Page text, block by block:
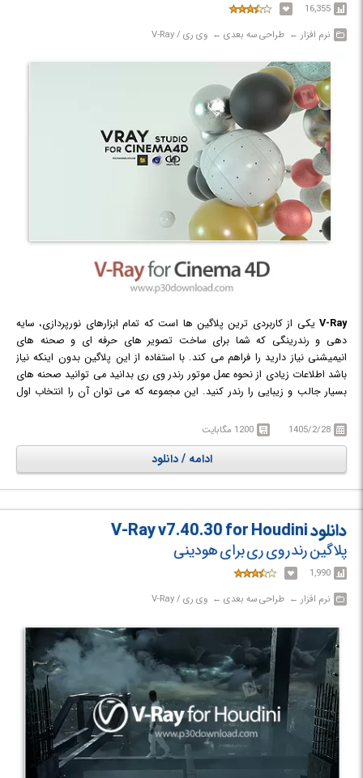
16,355
نرم افزار‎ ← ‏ طراحی سه بعدی‎ ← ‏ وی ری / V-Ray
V-Ray
یکی از کاربردی ترین پلاگین ها است که تمام ابزارهای نورپردازی، سایه
دهی و رندرینگی که شما برای ساخت تصویر های حرفه ای و صحنه های
انیمیشنی نیاز دارید را فراهم می کند. با استفاده از این پلاگین بدون اینکه نیاز
باشد اطلاعات زیادی از نحوه عمل موتور رندر وی ری بدانید می توانید صحنه های
بسیار جالب و زیبایی را رندر کنید. این مجموعه که می توان آن را انتخاب اول
طبیعی و نزدیک به واقعیت می سازد.
1405/2/28 1200 مگابایت
ادامه / دانلود
دانلود V-Ray v7.40.30 for Houdini
پلاگین رندر وی ری برای هودینی
1,990
نرم افزار‎ ← ‏ طراحی سه بعدی‎ ← ‏ وی ری / V-Ray